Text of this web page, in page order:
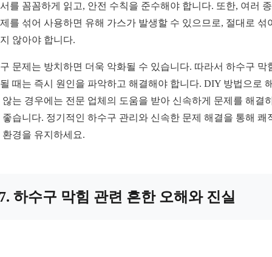
를 꼼꼼하게 읽고, 안전 수칙을 준수해야 합니다. 또한, 여러
를 섞어 사용하면 유해 가스가 발생할 수 있으므로, 절대로 섞
않아야 합니다.
문제는 방치하면 더욱 악화될 수 있습니다. 따라서 하수구 막
때는 즉시 원인을 파악하고 해결해야 합니다. DIY 방법으로
않는 경우에는 전문 업체의 도움을 받아 신속하게 문제를 해결
좋습니다. 정기적인 하수구 관리와 신속한 문제 해결을 통해 쾌
환경을 유지하세요.
하수구 막힘 관련 흔한 오해와 진실